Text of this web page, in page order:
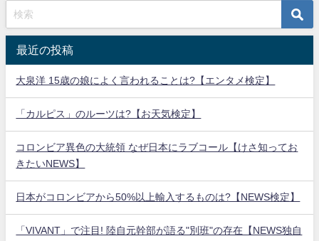
最近の投稿
大泉洋 15歳の娘によく言われることは?【エンタメ検定】
「カルピス」のルーツは?【お天気検定】
コロンビア異色の大統領 なぜ日本にラブコール【けさ知ってお
きたいNEWS】
日本がコロンビアから50%以上輸入するものは?【NEWS検定】
「VIVANT」で注目! 陸自元幹部が語る"別班"の存在【NEWS独自